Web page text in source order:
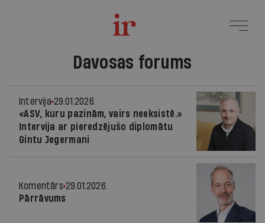
Davosas forums
Intervija 29.01.2026.
«ASV, kuru pazinām, vairs neeksistē.»
Intervija ar pieredzējušo diplomātu
Gintu Jegermani
Komentārs 29.01.2026.
Pārrāvums